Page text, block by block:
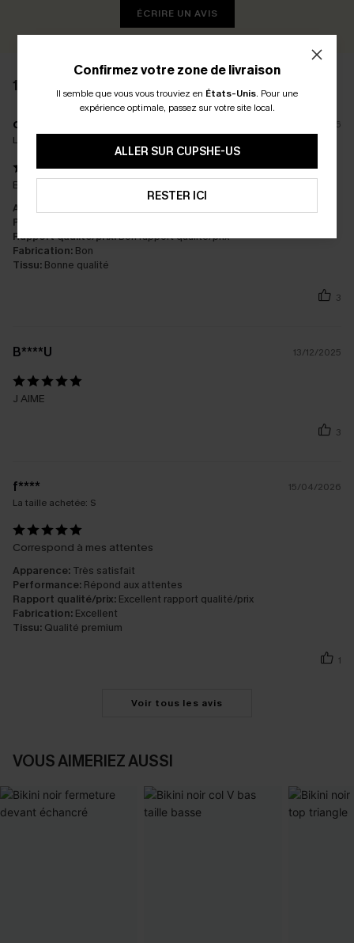
ÉCRIRE UN AVIS
18 AVIS
o****
25/02/2026
La taille achetée:
Belle coupe mais taille grand (prendre une taille au dessous))
Apparence:
Performance:
Rapport qualité/prix:Bon rapport qualité/prix
Fabrication: Bon
Tissu: Bonne qualité
3
B****U 13/12/2025
J AIME
3
f****
15/04/2026
La taille achetée: S
Correspond à mes attentes
Apparence: Très satisfait
Performance: Répond aux attentes
Rapport qualité/prix: Excellent rapport qualité/prix
Fabrication: Excellent
Tissu: Qualité premium
1
Voir tous les avis
VOUS AIMERIEZ AUSSI
Confirmez votre zone de livraison
Il semble que vous vous trouviez en États-Unis. Pour une
expérience optimale, passez sur votre site local.
ALLER SUR CUPSHE-US
RESTER ICI